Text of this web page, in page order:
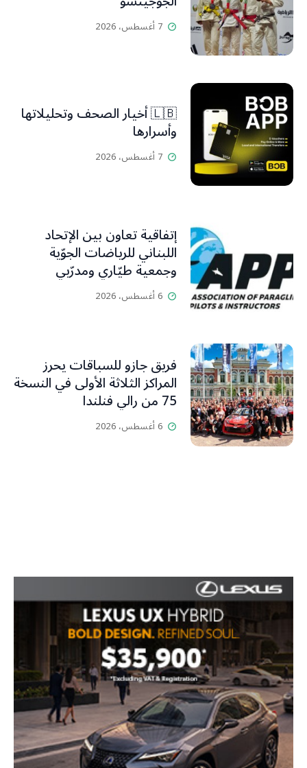
7 أغسطس، 2026
🇱🇧 أخيار الصحف وتحليلاتها
وأسرارها
7 أغسطس، 2026
إتفاقية تعاون بين الإتحاد
اللبناني للرياضات الجوّية
وجمعية طيّاري ومدرّبي
الطيران الشراعي
6 أغسطس، 2026
فريق جازو للسباقات يحرز
المراكز الثلاثة الأولى في النسخة
75 من رالي فنلندا
6 أغسطس، 2026